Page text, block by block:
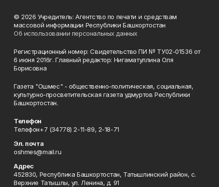
© 2026 Учредитель: Агентство по печати и средствам
массовой информации Республики Башкортостан
Об использовании персональных данных
Регистрационный номер: Свидетельство ПИ № ТУ02-01536 от
6 июня 2016г. Главный редактор: Нигаматуллина Оля
Борисовна
Газета "Ошмес" - общественно-политическая, социальная,
культурно-просветительская газета удмуртов Республики
Башкортостан.
Телефон
Телефон+7 (34778) 2-11-89, 2-18-71
Эл. почта
oshmes@mail.ru
Адрес
452830, Республика Башкортостан, Татышлинский район, с.
Верхние Татышлы, ул. Ленина, д. 91